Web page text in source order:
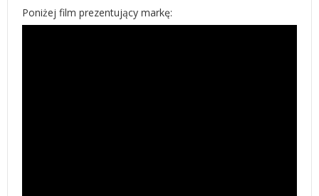
Poniżej film prezentujący markę: